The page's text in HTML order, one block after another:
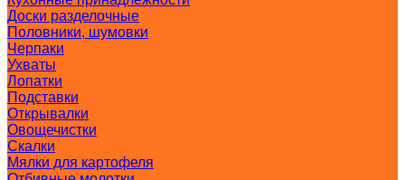
Доски разделочные
Половники, шумовки
Черпаки
Ухваты
Лопатки
Подставки
Открывалки
Овощечистки
Скалки
Мялки для картофеля